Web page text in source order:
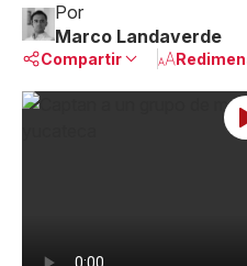
Por
Marco Landaverde
Compartir